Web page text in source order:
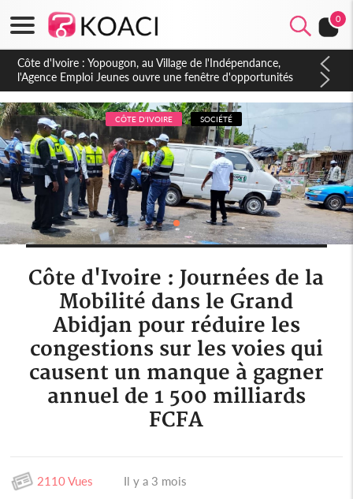
0
Côte d'Ivoire : CHU de Treichville, après la fronde, les agents
contractuels obtiennent un accord avec la direction sur les
arriérés du SMIG 2023
CÔTE D'IVOIRE SOCIÉTÉ
Côte d'Ivoire : Journées de la
Mobilité dans le Grand
Abidjan pour réduire les
congestions sur les voies qui
causent un manque à gagner
annuel de 1 500 milliards
FCFA
2110 Vues Il y a 3 mois